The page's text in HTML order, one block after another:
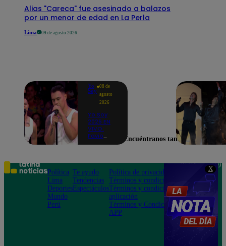
X
Alias "Careca" fue asesinado a balazos
por un menor de edad en La Perla
Lima 09 de agosto 2026
Yo
Soy
08 de
agosto
2026
Yo Soy
2026 EN
VIVO:
Favio
Ricky
Martin y
pone a
bailar a
todos en
CASTING
EN VIVO
Encuéntranos también en
Política
Lima
Deportes
Mundo
Perú
Te ayudo
Tendencias
Espectáculos
Política de privacidad
Términos y condiciones
Términos y condiciones
aplicación
Términos y Condiciones
APP
Teléfono: 219
Av. San
Felipe 968
Jesús María